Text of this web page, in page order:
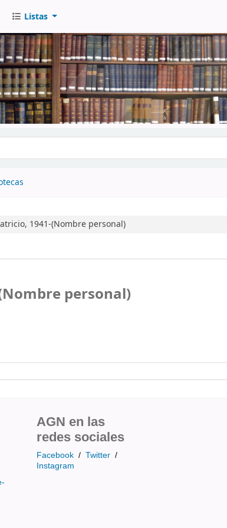
Listas
1941-(Nombre personal)
personal)
AGN en las
redes sociales
Facebook / Twitter /
Instagram